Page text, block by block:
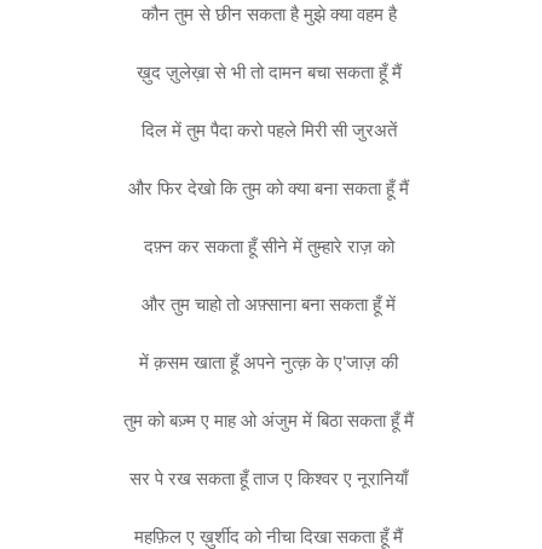
कौन तुम से छीन सकता है मुझे क्या वहम है
ख़ुद ज़ुलेख़ा से भी तो दामन बचा सकता हूँ मैं
दिल में तुम पैदा करो पहले मिरी सी जुरअतें
और फिर देखो कि तुम को क्या बना सकता हूँ मैं
दफ़्न कर सकता हूँ सीने में तुम्हारे राज़ को
और तुम चाहो तो अफ़्साना बना सकता हूँ में
में क़सम खाता हूँ अपने नुत्क़ के ए'जाज़ की
तुम को बज़्म ए माह ओ अंजुम में बिठा सकता हूँ मैं
सर पे रख सकता हूँ ताज ए किश्वर ए नूरानियाँ
महफ़िल ए ख़ुर्शीद को नीचा दिखा सकता हूँ मैं